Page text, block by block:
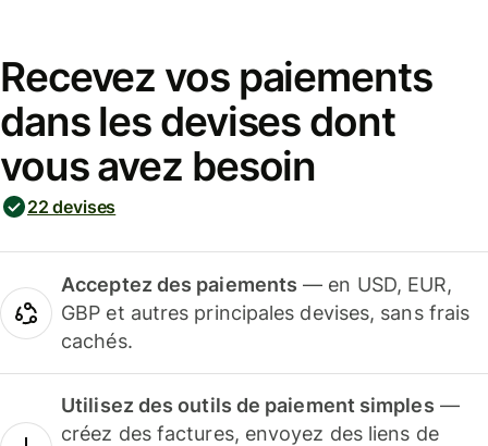
Recevez vos paiements
dans les devises dont
vous avez besoin
22 devises
Acceptez des paiements — en USD, EUR,
GBP et autres principales devises, sans frais
cachés.
Utilisez des outils de paiement simples —
créez des factures, envoyez des liens de